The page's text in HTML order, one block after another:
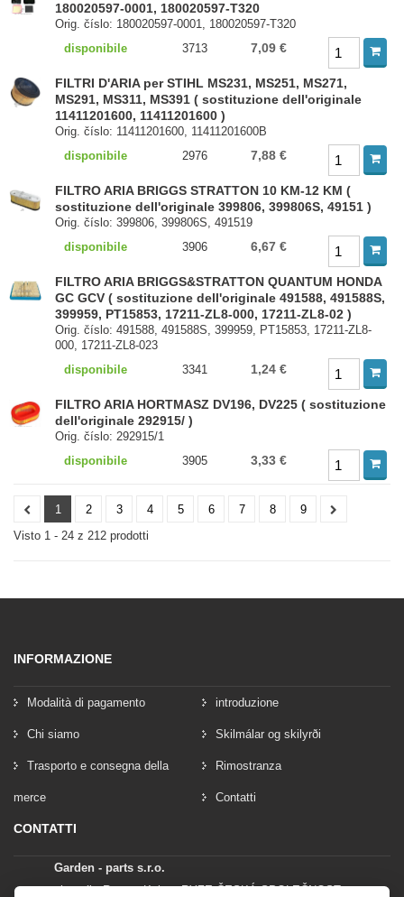
180020597-0001, 180020597-T320
Orig. číslo: 180020597-0001, 180020597-T320
disponibile
3713 7,09 €
FILTRI D'ARIA per STIHL MS231, MS251, MS271,
MS291, MS311, MS391 ( sostituzione dell'originale
11411201600, 11411201600 )
Orig. číslo: 11411201600, 11411201600B
disponibile
2976 7,88 €
FILTRO ARIA BRIGGS STRATTON 10 KM-12 KM (
sostituzione dell'originale 399806, 399806S, 49151 )
Orig. číslo: 399806, 399806S, 491519
disponibile
3906 6,67 €
FILTRO ARIA BRIGGS&STRATTON QUANTUM HONDA
GC GCV ( sostituzione dell'originale 491588, 491588S,
399959, PT15853, 17211-ZL8-000, 17211-ZL8-02 )
Orig. číslo: 491588, 491588S, 399959, PT15853, 17211-ZL8-
000, 17211-ZL8-023
disponibile
3341 1,24 €
FILTRO ARIA HORTMASZ DV196, DV225 ( sostituzione
dell'originale 292915/ )
Orig. číslo: 292915/1
disponibile
3905 3,33 €
1 2 3 4 5 6 7 8
9
Visto 1 - 24 z 212 prodotti
INFORMAZIONE
Modalità di pagamento introduzione
Chi siamo Skilmálar og skilyrði
Trasporto e consegna della
merce
Rimostranza
Contatti
CONTATTI
Garden - parts s.r.o.
vlastník: Roman Kylar - RYZE ČESKÁ SPOLEČNOST